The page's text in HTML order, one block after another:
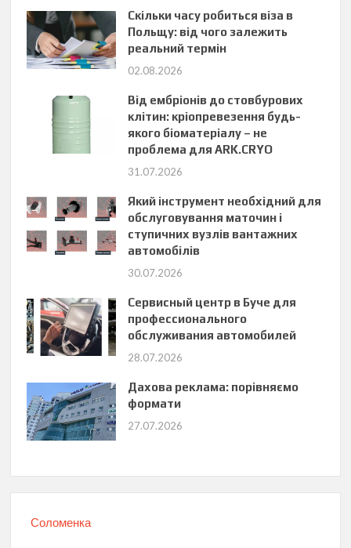
Скільки часу робиться віза в
Польщу: від чого залежить
реальний термін
02.08.2026
Від ембріонів до стовбурових
клітин: кріопревезення будь-
якого біоматеріалу – не
проблема для ARK.CRYO
31.07.2026
Який інструмент необхідний для
обслуговування маточин і
ступичних вузлів вантажних
автомобілів
30.07.2026
Сервисный центр в Буче для
профессионального
обслуживания автомобилей
28.07.2026
Дахова реклама: порівняємо
формати
27.07.2026
Соломенка